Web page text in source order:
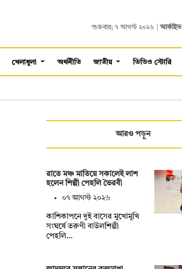
শুক্রবার; ৭ আগস্ট ২০২৬ |আর্কাইভ
খেলাধুলা অর্থনীতি জাতীয় ভিডিও স্টোরি
আরও পড়ুন
রাতে মঞ্চ মাতিয়ে সকালেই লাশ
হলেন শিল্পী পেহলি ভৈরবী
০৭ আগস্ট ২০২৬
কাশিকাপনে দুই বাসের মুখোমুখি
সংঘর্ষে তরুণী বাউলশিল্পী
পেহলি…